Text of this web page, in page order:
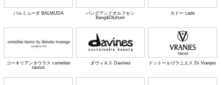
バルミューダ BALMUDA
バングアンドオルフセン
Bang&Olufsen
カドー cado
コーネリアンタウラス cornelian
taurus
ダヴィネス Davines ドットールヴラニエス Dr.Vranjes